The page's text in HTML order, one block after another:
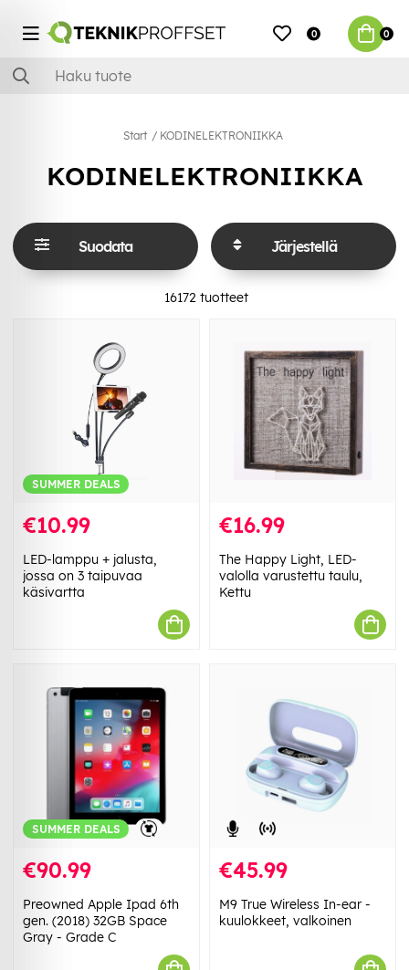
0 0
Start KODINELEKTRONIIKKA
KODINELEKTRONIIKKA
Suodata Järjestellä
16172 tuotteet
SUMMER DEALS
€10.99
LED-lamppu + jalusta,
jossa on 3 taipuvaa
käsivartta
€16.99
The Happy Light, LED-
valolla varustettu taulu,
Kettu
SUMMER DEALS
€90.99
Preowned Apple Ipad 6th
gen. (2018) 32GB Space
Gray - Grade C
€45.99
M9 True Wireless In-ear -
kuulokkeet, valkoinen